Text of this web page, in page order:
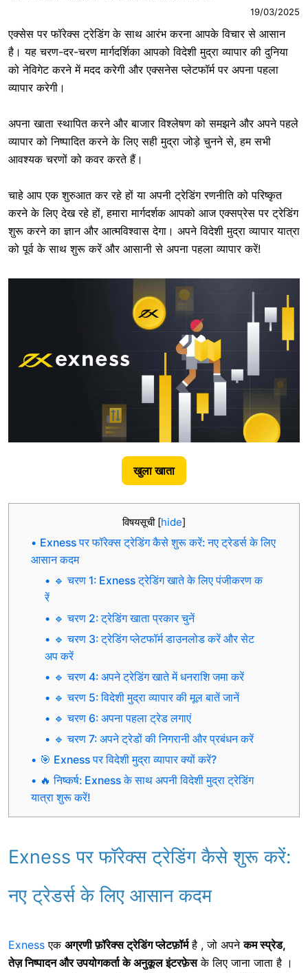
19/03/2025
एक्सेस पर फॉरेक्स ट्रेडिंग के साथ आरंभ करना आपके विचार से आसान
है। यह चरण-दर-चरण मार्गदर्शिका आपको विदेशी मुद्रा व्यापार की दुनिया
को नेविगेट करने में मदद करेगी और एक्सनेस प्लेटफॉर्म पर अपना पहला
व्यापार करेगी।
अपना खाता स्थापित करने और बाजार विश्लेषण को समझने और अपने पहले
व्यापार को निष्पादित करने के लिए सही मुद्रा जोड़े चुनने से, हम सभी
आवश्यक चरणों को कवर करते हैं।
चाहे आप एक शुरुआत कर रहे हों या अपनी ट्रेडिंग रणनीति को परिष्कृत
करने के लिए देख रहे हों, हमारा मार्गदर्शक आपको आज एक्सप्रेस पर ट्रेडिंग
शुरू करने का ज्ञान और आत्मविश्वास देगा। अपने विदेशी मुद्रा व्यापार यात्रा
को पूर्व के साथ शुरू करें और आसानी से अपना पहला व्यापार करें!
खुला खाता
विषयसूची [hide]
Exness पर फॉरेक्स ट्रेडिंग कैसे शुरू करें: नए ट्रेडर्स के लिए
आसान कदम
🔹 चरण 1: Exness ट्रेडिंग खाते के लिए पंजीकरण क
रें
🔹 चरण 2: ट्रेडिंग खाता प्रकार चुनें
🔹 चरण 3: ट्रेडिंग प्लेटफॉर्म डाउनलोड करें और सेट
अप करें
🔹 चरण 4: अपने ट्रेडिंग खाते में धनराशि जमा करें
🔹 चरण 5: विदेशी मुद्रा व्यापार की मूल बातें जानें
🔹 चरण 6: अपना पहला ट्रेड लगाएं
🔹 चरण 7: अपने ट्रेडों की निगरानी और प्रबंधन करें
🎯 Exness पर विदेशी मुद्रा व्यापार क्यों करें?
🔥 निष्कर्ष: Exness के साथ अपनी विदेशी मुद्रा ट्रेडिंग
यात्रा शुरू करें!
Exness पर फॉरेक्स ट्रेडिंग कैसे शुरू करें:
नए ट्रेडर्स के लिए आसान कदम
Exness एक अग्रणी फ़ॉरेक्स ट्रेडिंग प्लेटफ़ॉर्महै , जो अपनेकम स्प्रेड,
तेज़ निष्पादन और उपयोगकर्ता के अनुकूल इंटरफ़ेसके लिए जाना जाता है ।